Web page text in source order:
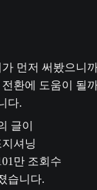
먼저 써봤으니
환에 도움이 될
다.
글이
셔닝
만 조회수
습니다.